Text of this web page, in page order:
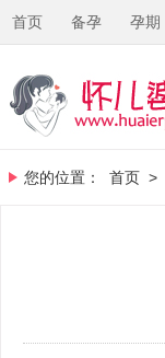
首页 备孕 孕期
您的位置： 首页 >